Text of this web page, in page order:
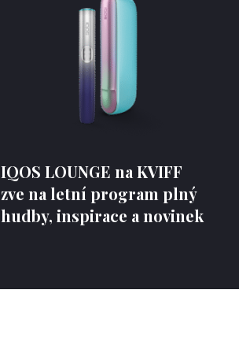
IQOS LOUNGE na KVIFF
zve na letní program plný
hudby, inspirace a novinek